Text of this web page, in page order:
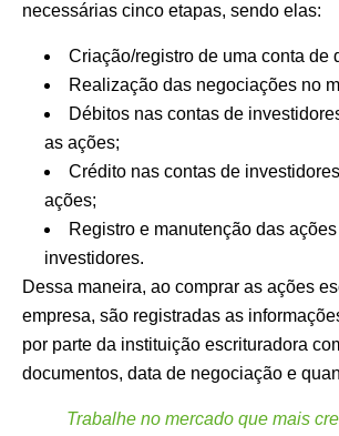
necessárias cinco etapas, sendo elas:
Criação/registro de uma conta de
Realização das negociações no
Débitos nas contas de
as ações;
Crédito nas contas de
ações;
Registro e manutenção das
investidores.
Dessa maneira, ao comprar as ações
empresa, são registradas as
por parte da instituição escrituradora
documentos, data de negociação e
Trabalhe no mercado que mais